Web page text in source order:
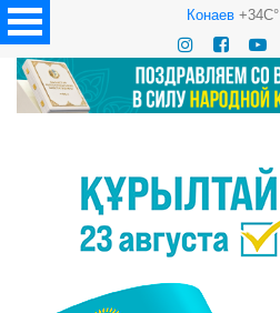
Конаев+34C°